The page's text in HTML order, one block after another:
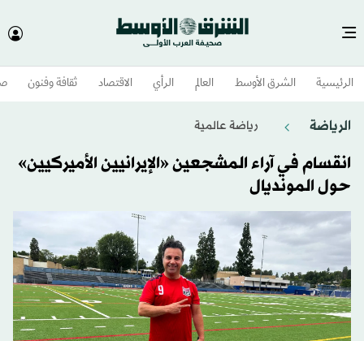
الرئيسية الشرق الأوسط​ العالم الرأي الاقتصاد ثقافة وفنون
الرياضة رياضة عالمية
انقسام في آراء المشجعين «الإيرانيين الأميركيين»
حول المونديال